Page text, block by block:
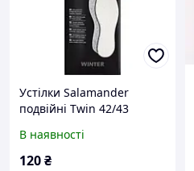
Устілки Salamander
подвійні Twin 42/43
В наявності
120₴